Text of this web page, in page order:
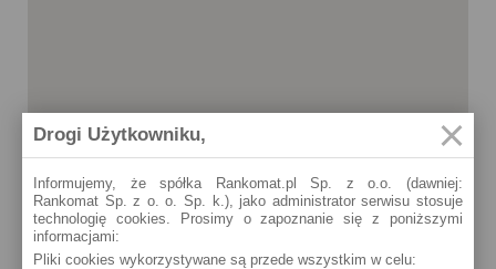
Żary
Drogi Użytkowniku,
Informujemy, że spółka Rankomat.pl Sp. z o.o. (dawniej:
Rankomat Sp. z o. o. Sp. k.), jako administrator serwisu stosuje
technologię cookies. Prosimy o zapoznanie się z poniższymi
informacjami:
Pliki cookies wykorzystywane są przede wszystkim w celu: